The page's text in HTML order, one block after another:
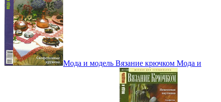
Мода и модель Вязание крючком Мода и